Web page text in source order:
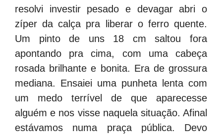
resolvi investir pesado e devagar abri o
zíper da calça pra liberar o ferro quente.
Um pinto de uns 18 cm saltou fora
apontando pra cima, com uma cabeça
rosada brilhante e bonita. Era de grossura
mediana. Ensaiei uma punheta lenta com
um medo terrível de que aparecesse
alguém e nos visse naquela situação. Afinal
estávamos numa praça pública. Devo